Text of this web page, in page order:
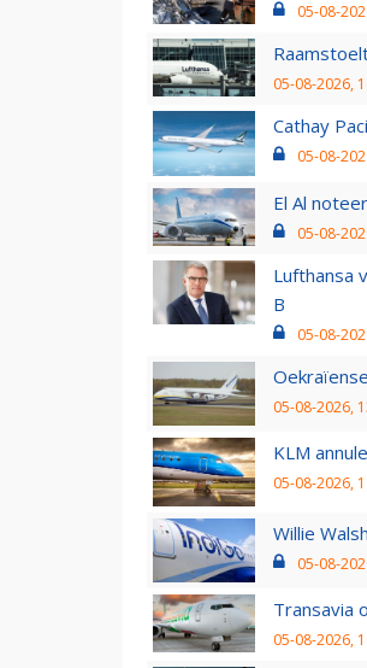
05-08-
05-08-2026,
Cathay
05-08-
El Al
05-08-
Lufthansa
B
05-08-
05-08-2026,
KLM
05-08-2026,
Willie
05-08-
Transavia
05-08-2026,